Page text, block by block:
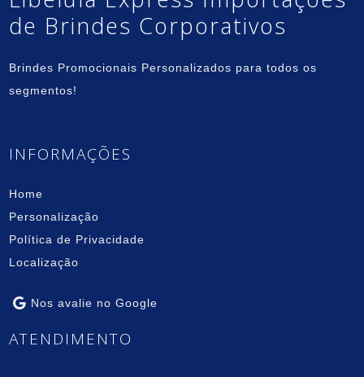
de Brindes Corporativos
Brindes Promocionais Personalizados para todos os
segmentos!
INFORMAÇÕES
Home
Personalização
Política de Privacidade
Localização
Nos avalie no Google
ATENDIMENTO